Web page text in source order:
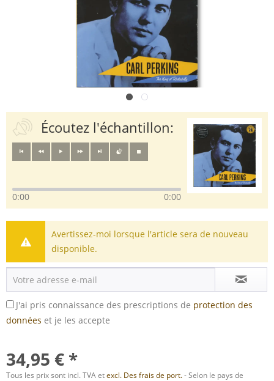
Écoutez l'échantillon:
0:00 0:00
Avertissez-moi lorsque l'article sera de nouveau
disponible.
J'ai pris connaissance des prescriptions de protection des
données et je les accepte
34,95 € *
Tous les prix sont incl. TVA etexcl. Des frais de port.- Selon le pays de